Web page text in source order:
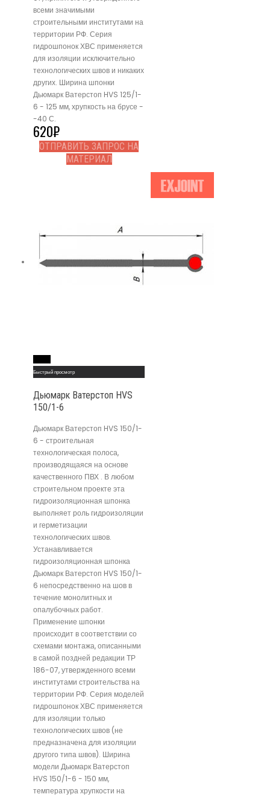
всеми значимыми
строительными институтами на
территории РФ. Серия
гидрошпонок ХВС применяется
для изоляции исключительно
технологических швов и никаких
других. Ширина шпонки
Дьюмарк Ватерстоп HVS 125/1-
6 - 125 мм, хрупкость на брусе -
-40 С.
620₽
ОТПРАВИТЬ ЗАПРОС НА
МАТЕРИАЛ
Быстрый просмотр
Дьюмарк Ватерстоп HVS
150/1-6
Дьюмарк Ватерстоп HVS 150/1-
6 - строительная
технологическая полоса,
производящаяся на основе
качественного ПВХ . В любом
строительном проекте эта
гидроизоляционная шпонка
выполняет роль гидроизоляции
и герметизации
технологических швов.
Устанавливается
гидроизоляционная шпонка
Дьюмарк Ватерстоп HVS 150/1-
6 непосредственно на шов в
течение монолитных и
опалубочных работ.
Применение шпонки
происходит в соответствии со
схемами монтажа, описанными
в самой поздней редакции ТР
186-07, утвержденного всеми
институтами строительства на
территории РФ. Серия моделей
гидрошпонок ХВС применяется
для изоляции только
технологических швов (не
предназначена для изоляции
другого типа швов). Ширина
модели Дьюмарк Ватерстоп
HVS 150/1-6 - 150 мм,
температура хрупкости на